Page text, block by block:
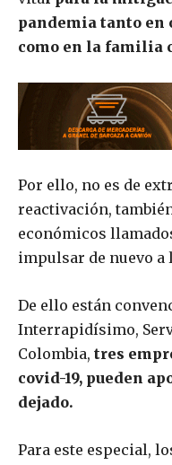
pandemia tanto en
como en la familia
Por ello, no es de
reactivación,
económicos
impulsar de nuevo a
De ello están
Interrapidísimo,
Colombia, tres
covid-19, pueden
dejado.
Para este especial,